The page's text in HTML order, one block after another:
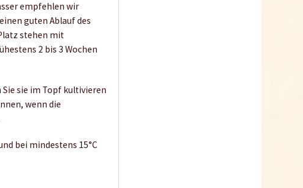
empfehlen wir
guten Ablauf des
stehen mit
2 bis 3 Wochen
sie im Topf kultivieren
wenn die
bei mindestens 15°C